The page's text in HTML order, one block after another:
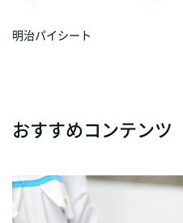
明治パイシート
おすすめコンテンツ